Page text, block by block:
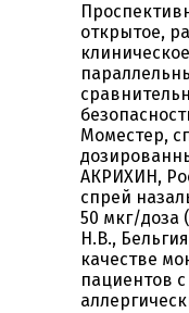
открытое,
Моместер,
АКРИХИН,
спрей
50 мкг/доза
Н.В.,
качестве
пациентов